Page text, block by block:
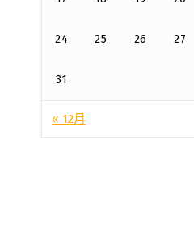
24 25 26 27
31
« 12月